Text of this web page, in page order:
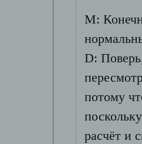
М:
D:
потому
расчёт и